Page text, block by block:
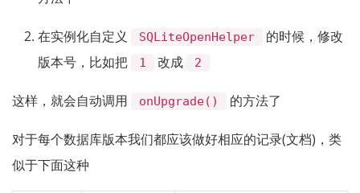
在实例化自定义 SQLiteOpenHelper
的时候，修改
版本号，比如把
1 改成 2
这样，就会自动调用 onUpgrade() 的方法了
对于每个数据库版本我们都应该做好相应的记录(文档)，类
似于下面这种